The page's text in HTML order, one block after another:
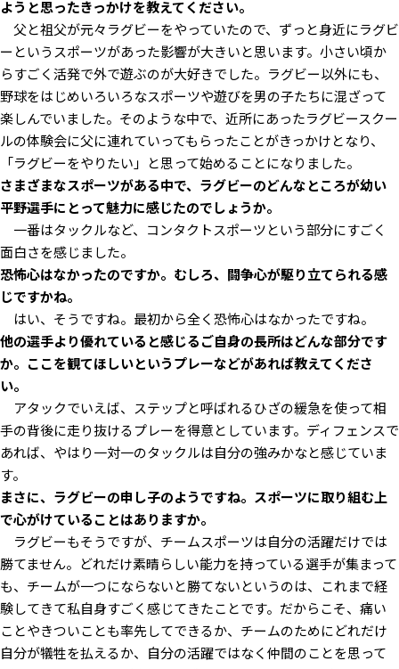
ようと思ったきっかけを教えてください。
父と祖父が元々ラグビーをやっていたので、ずっと身近にラグビ
ーというスポーツがあった影響が大きいと思います。小さい頃か
らすごく活発で外で遊ぶのが大好きでした。ラグビー以外にも、
野球をはじめいろいろなスポーツや遊びを男の子たちに混ざって
楽しんでいました。そのような中で、近所にあったラグビースクー
ルの体験会に父に連れていってもらったことがきっかけとなり、
「ラグビーをやりたい」と思って始めることになりました。
――さまざまなスポーツがある中で、ラグビーのどんなところが幼い
平野選手にとって魅力に感じたのでしょうか。
一番はタックルなど、コンタクトスポーツという部分にすごく
面白さを感じました。
――恐怖心はなかったのですか。むしろ、闘争心が駆り立てられる感
じですかね。
はい、そうですね。最初から全く恐怖心はなかったですね。
――他の選手より優れていると感じるご自身の長所はどんな部分です
か。ここを観てほしいというプレーなどがあれば教えてくださ
い。
アタックでいえば、ステップと呼ばれるひざの緩急を使って相
手の背後に走り抜けるプレーを得意としています。ディフェンスで
あれば、やはり一対一のタックルは自分の強みかなと感じていま
す。
――まさに、ラグビーの申し子のようですね。スポーツに取り組む上
で心がけていることはありますか。
ラグビーもそうですが、チームスポーツは自分の活躍だけでは
勝てません。どれだけ素晴らしい能力を持っている選手が集まって
も、チームが一つにならないと勝てないというのは、これまで経
験してきて私自身すごく感じてきたことです。だからこそ、痛い
ことやきついことも率先してできるか、チームのためにどれだけ
自分が犠牲を払えるか、自分の活躍ではなく仲間のことを思って